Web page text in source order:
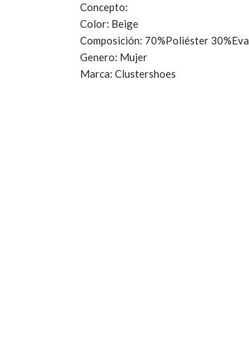
Concepto:
Color: Beige
Composición: 70%Poliéster 30%Eva
Genero: Mujer
Marca: Clustershoes